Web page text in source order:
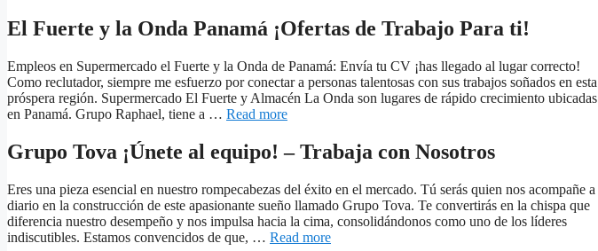
El Fuerte y la Onda Panamá ¡Ofertas de Trabajo Para ti!
Empleos en Supermercado el Fuerte y la Onda de Panamá: Envía tu CV ¡has llegado al lugar correcto!
Como reclutador, siempre me esfuerzo por conectar a personas talentosas con sus trabajos soñados en esta
próspera región. Supermercado El Fuerte y Almacén La Onda son lugares de rápido crecimiento ubicadas
en Panamá. Grupo Raphael, tiene a … Read more
Grupo Tova ¡Únete al equipo! – Trabaja con Nosotros
Eres una pieza esencial en nuestro rompecabezas del éxito en el mercado. Tú serás quien nos acompañe a
diario en la construcción de este apasionante sueño llamado Grupo Tova. Te convertirás en la chispa que
diferencia nuestro desempeño y nos impulsa hacia la cima, consolidándonos como uno de los líderes
indiscutibles. Estamos convencidos de que, … Read more